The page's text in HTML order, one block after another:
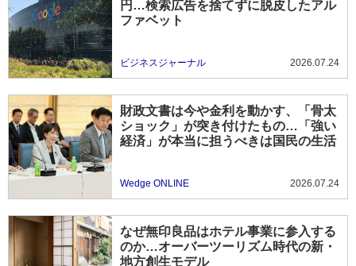
円…検索広告を捨てずに脱皮したアル
ファベット
ビジネスジャーナル 2026.07.24
財政文書は今や金利を動かす、「骨太
ショック」が突き付けたもの…「強い
経済」が本当に担うべきは国民の生活
Wedge ONLINE 2026.07.24
なぜ無印良品はホテル事業に参入する
のか…オーバーツーリズム時代の新・
地方創生モデル